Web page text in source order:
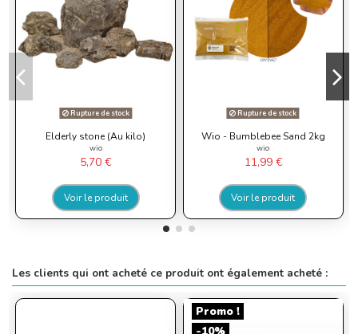
Rupture de stock
Elderly stone (Au kilo)
wio
5,70 €
Voir le produit
Rupture de stock
Wio - Bumblebee Sand 2kg
wio
11,99 €
Voir le produit
Les clients qui ont acheté ce produit ont également acheté :
Promo !